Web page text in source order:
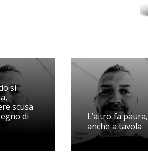
si
scusa
di
L’altro fa paura,
anche a tavola